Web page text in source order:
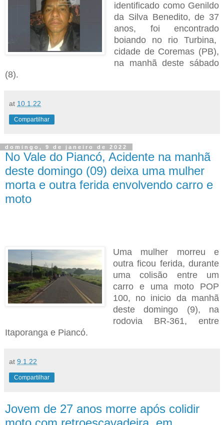
identificado como Genildo
da Silva Benedito, de 37
anos, foi encontrado
boiando no rio Turbina,
cidade de Coremas (PB),
na manhã deste sábado
(8).
at 10.1.22
Compartilhar
domingo, 9 de janeiro de 2022
No Vale do Piancó, Acidente na manhã
deste domingo (09) deixa uma mulher
morta e outra ferida envolvendo carro e
moto
Uma mulher morreu e
outra ficou ferida, durante
uma colisão entre um
carro e uma moto POP
100, no inicio da manhã
deste domingo (9), na
rodovia BR-361, entre
Itaporanga e Piancó.
at 9.1.22
Compartilhar
Jovem de 27 anos morre após colidir